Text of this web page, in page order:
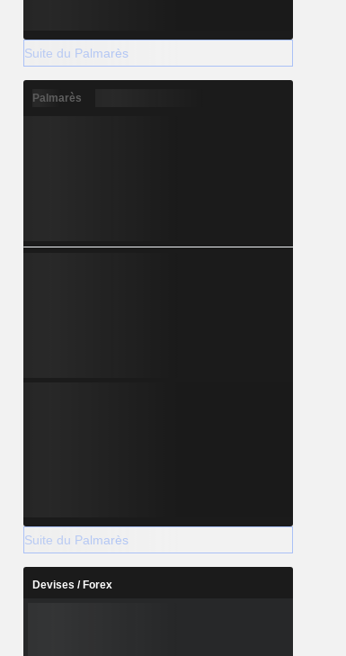
Suite du Palmarès
Palmarès
Suite du Palmarès
Devises / Forex